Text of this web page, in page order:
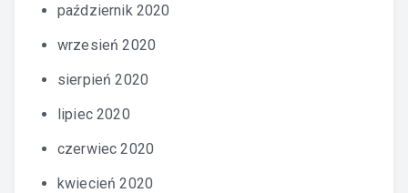
październik 2020
wrzesień 2020
sierpień 2020
lipiec 2020
czerwiec 2020
kwiecień 2020